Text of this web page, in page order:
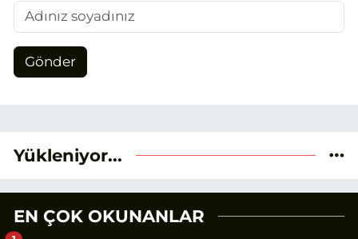
Gönder
Yükleniyor...
EN ÇOK OKUNANLAR